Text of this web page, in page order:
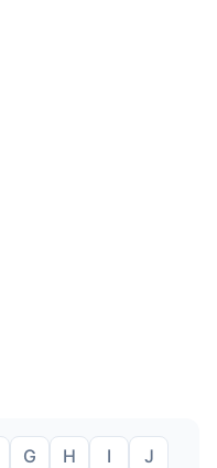
G H I
J